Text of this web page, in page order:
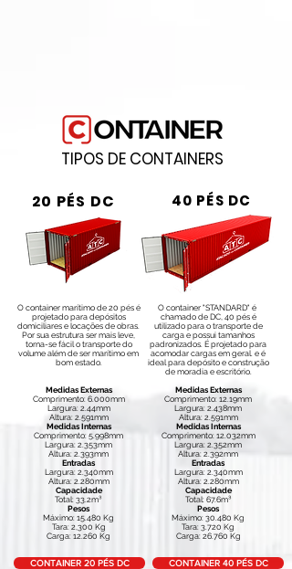
TIPOS DE CONTAINERS
20 PÉS DC
O container marítimo de 20 pés é
projetado para depósitos
domiciliares e locações de obras.
Por sua estrutura ser mais leve,
torna-se fácil o transporte do
volume além de ser marítimo em
bom estado.
Medidas Externas
Comprimento: 6.000mm
Largura: 2.44mm
Altura: 2.591mm
Medidas Internas
Comprimento: 5.998mm
Largura: 2.353mm
Altura: 2.393mm
Entradas
Largura: 2.340mm
Altura: 2.280mm
Capacidade
Total: 33.2m³
Pesos
Máximo: 15.480 Kg
Tara: 2,300 Kg
Carga: 12.260 Kg
40 PÉS DC
O container "STANDARD" é
chamado de DC, 40 pés é
utilizado para o transporte de
carga e possui tamanhos
padronizados. É projetado para
acomodar cargas em geral. e é
ideal para depósito e construção
de moradia e escritório.
Medidas Externas
Comprimento: 12.19mm
Largura: 2.438mm
Altura: 2.591mm
Medidas Internas
Comprimento: 12.032mm
Largura: 2.352mm
Altura: 2.392mm
Entradas
Largura: 2.340mm
Altura: 2.280mm
Capacidade
Total: 67.6m³
Pesos
Máximo: 30.480 Kg
Tara: 3.720 Kg
Carga: 26.760 Kg
CONTAINER 20 PÉS DC CONTAINER 40 PÉS DC